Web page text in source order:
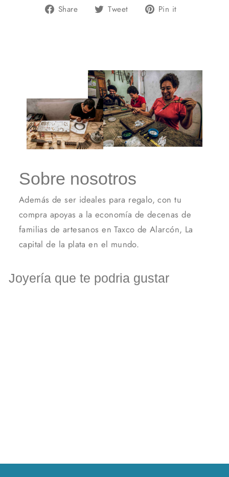
Share
Share Tweet
Tweet Pin it
Sobre nosotros
Además de ser ideales para regalo, con tu
compra apoyas a la economía de decenas de
familias de artesanos en Taxco de Alarcón, La
capital de la plata en el mundo.
Joyería que te podria gustar